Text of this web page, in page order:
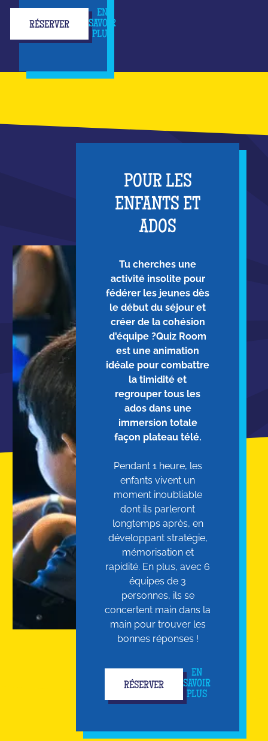
RÉSERVER
EN
SAVOIR
PLUS
POUR LES
ENFANTS ET
ADOS
Tu cherches une
activité insolite pour
fédérer les jeunes dès
le début du séjour et
créer de la cohésion
d'équipe ?Quiz Room
est une animation
idéale pour combattre
la timidité et
regrouper tous les
ados dans une
immersion totale
façon plateau télé.
Pendant 1 heure, les
enfants vivent un
moment inoubliable
dont ils parleront
longtemps après, en
développant stratégie,
mémorisation et
rapidité. En plus, avec 6
équipes de 3
personnes, ils se
concertent main dans la
main pour trouver les
bonnes réponses !
RÉSERVER
EN
SAVOIR
PLUS